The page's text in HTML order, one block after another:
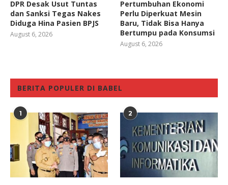
DPR Desak Usut Tuntas
dan Sanksi Tegas Nakes
Diduga Hina Pasien BPJS
August 6, 2026
Pertumbuhan Ekonomi
Perlu Diperkuat Mesin
Baru, Tidak Bisa Hanya
Bertumpu pada Konsumsi
August 6, 2026
BERITA POPULER DI BABEL
1 2